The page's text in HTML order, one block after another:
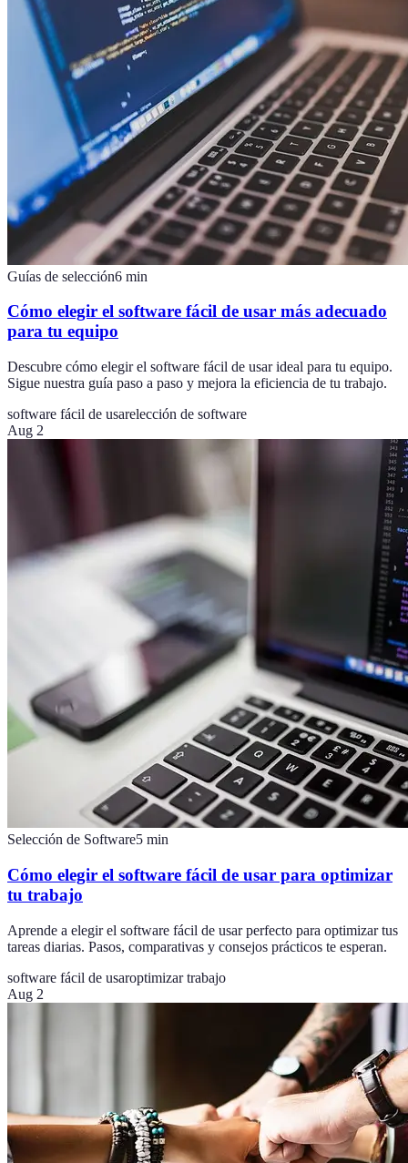
Guías de selección6 min
Cómo elegir el software fácil de usar más adecuado
para tu equipo
Descubre cómo elegir el software fácil de usar ideal para tu equipo.
Sigue nuestra guía paso a paso y mejora la eficiencia de tu trabajo.
software fácil de usarelección de software
Aug 2
Selección de Software5 min
Cómo elegir el software fácil de usar para optimizar
tu trabajo
Aprende a elegir el software fácil de usar perfecto para optimizar tus
tareas diarias. Pasos, comparativas y consejos prácticos te esperan.
software fácil de usaroptimizar trabajo
Aug 2